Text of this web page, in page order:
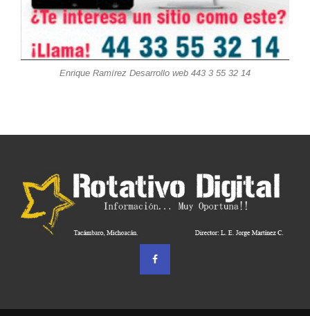
Enrique Ramírez Desarrollo web 443 3 55 32 14